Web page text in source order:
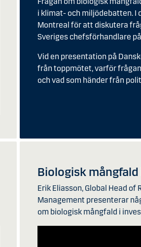
i klimat- och miljödebatten. I
Montreal för att diskutera
Sveriges chefsförhandlare
Vid en presentation på
från toppmötet, varför
och vad som händer från
Biologisk
Erik Eliasson, Global Head
Management presenterar
om biologisk mångfald i